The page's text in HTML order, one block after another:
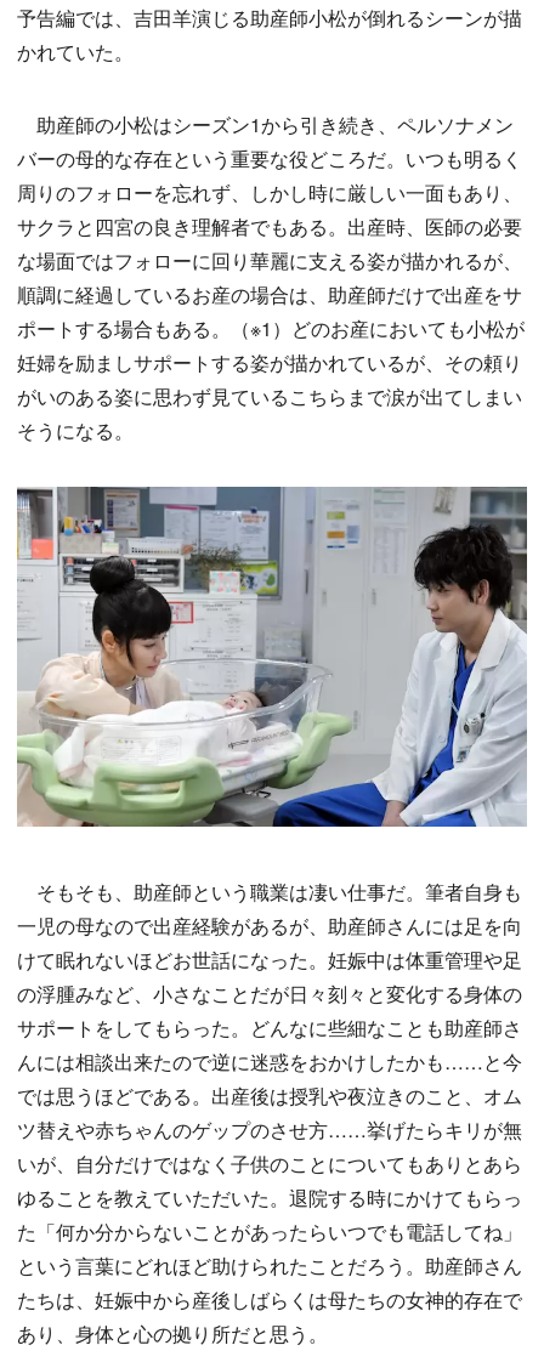
予告編では、吉田羊演じる助産師小松が倒れるシーンが描
かれていた。
助産師の小松はシーズン1から引き続き、ペルソナメン
バーの母的な存在という重要な役どころだ。いつも明るく
周りのフォローを忘れず、しかし時に厳しい一面もあり、
サクラと四宮の良き理解者でもある。出産時、医師の必要
な場面ではフォローに回り華麗に支える姿が描かれるが、
順調に経過しているお産の場合は、助産師だけで出産をサ
ポートする場合もある。（※1）どのお産においても小松が
妊婦を励ましサポートする姿が描かれているが、その頼り
がいのある姿に思わず見ているこちらまで涙が出てしまい
そうになる。
そもそも、助産師という職業は凄い仕事だ。筆者自身も
一児の母なので出産経験があるが、助産師さんには足を向
けて眠れないほどお世話になった。妊娠中は体重管理や足
の浮腫みなど、小さなことだが日々刻々と変化する身体の
サポートをしてもらった。どんなに些細なことも助産師さ
んには相談出来たので逆に迷惑をおかけしたかも……と今
では思うほどである。出産後は授乳や夜泣きのこと、オム
ツ替えや赤ちゃんのゲップのさせ方……挙げたらキリが無
いが、自分だけではなく子供のことについてもありとあら
ゆることを教えていただいた。退院する時にかけてもらっ
た「何か分からないことがあったらいつでも電話してね」
という言葉にどれほど助けられたことだろう。助産師さん
たちは、妊娠中から産後しばらくは母たちの女神的存在で
あり、身体と心の拠り所だと思う。